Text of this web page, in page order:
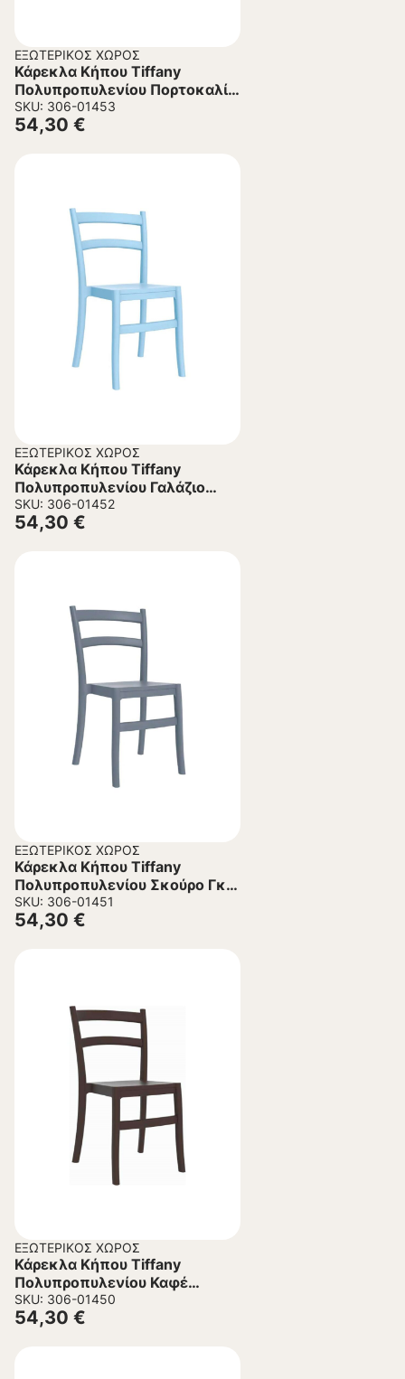
ΕΞΩΤΕΡΙΚΌΣ ΧΏΡΟΣ
Κάρεκλα Κήπου Tiffany
Πολυπροπυλενίου Πορτοκαλί
45x51x85 εκ.
SKU: 306-01453
54,30 €
ΕΞΩΤΕΡΙΚΌΣ ΧΏΡΟΣ
Κάρεκλα Κήπου Tiffany
Πολυπροπυλενίου Γαλάζιο
45x51x85 εκ.
SKU: 306-01452
54,30 €
ΕΞΩΤΕΡΙΚΌΣ ΧΏΡΟΣ
Κάρεκλα Κήπου Tiffany
Πολυπροπυλενίου Σκούρο Γκρι
45x51x85 εκ.
SKU: 306-01451
54,30 €
ΕΞΩΤΕΡΙΚΌΣ ΧΏΡΟΣ
Κάρεκλα Κήπου Tiffany
Πολυπροπυλενίου Καφέ
45x51x85 εκ.
SKU: 306-01450
54,30 €